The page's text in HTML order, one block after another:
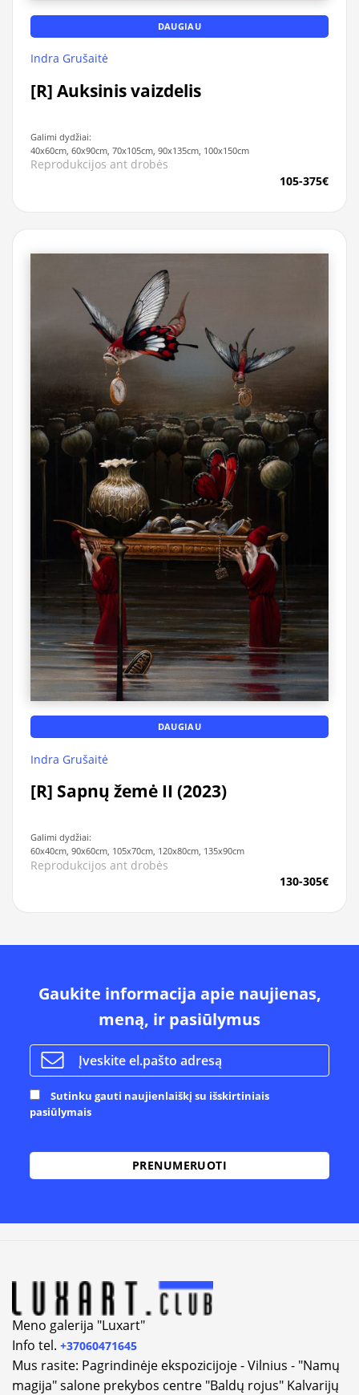
DAUGIAU
Indra Grušaitė
[R] Auksinis vaizdelis
Galimi dydžiai:
40x60cm, 60x90cm, 70x105cm, 90x135cm, 100x150cm
Reprodukcijos ant drobės
105-375€
DAUGIAU
Indra Grušaitė
[R] Sapnų žemė II (2023)
Galimi dydžiai:
60x40cm, 90x60cm, 105x70cm, 120x80cm, 135x90cm
Reprodukcijos ant drobės
130-305€
Gaukite informacija apie naujienas,
meną, ir pasiūlymus
Sutinku gauti naujienlaiškį su išskirtiniais
pasiūlymais
Meno galerija "Luxart"
Info tel. +37060471645
Mus rasite: Pagrindinėje ekspozicijoje - Vilnius - "Namų
magija" salone prekybos centre "Baldų rojus" Kalvarijų